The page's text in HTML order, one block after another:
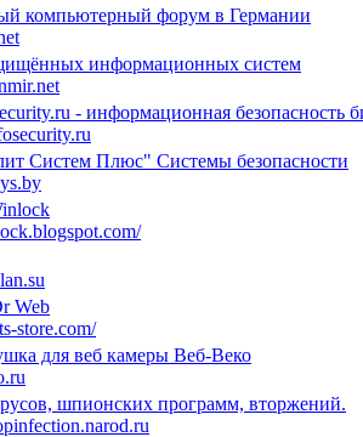
компьютерный форум в Германии
информационных систем
- информационная безопасность
Систем Плюс" Системы безопасности
Web
store.com/
для веб камеры Веб-Веко
шпионских программ, вторжений.